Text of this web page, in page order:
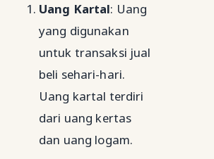
Uang Kartal: Uang
yang digunakan
untuk transaksi jual
beli sehari-hari.
Uang kartal terdiri
dari uang kertas
dan uang logam.